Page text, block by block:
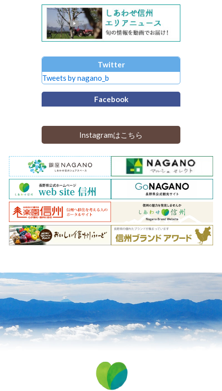
Twitter
Tweets by nagano_b
Facebook
Instagramはこちら